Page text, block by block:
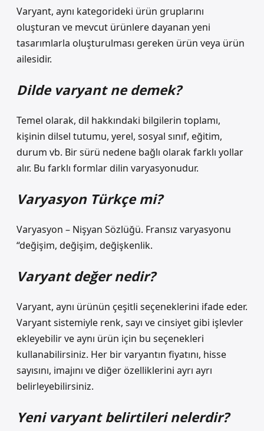
Varyant, aynı kategorideki ürün gruplarını
oluşturan ve mevcut ürünlere dayanan yeni
tasarımlarla oluşturulması gereken ürün veya ürün
ailesidir.
Dilde varyant ne demek?
Temel olarak, dil hakkındaki bilgilerin toplamı,
kişinin dilsel tutumu, yerel, sosyal sınıf, eğitim,
durum vb. Bir sürü nedene bağlı olarak farklı yollar
alır. Bu farklı formlar dilin varyasyonudur.
Varyasyon Türkçe mi?
Varyasyon – Nişyan Sözlüğü. Fransız varyasyonu
“değişim, değişim, değişkenlik.
Varyant değer nedir?
Varyant, aynı ürünün çeşitli seçeneklerini ifade eder.
Varyant sistemiyle renk, sayı ve cinsiyet gibi işlevler
ekleyebilir ve aynı ürün için bu seçenekleri
kullanabilirsiniz. Her bir varyantın fiyatını, hisse
sayısını, imajını ve diğer özelliklerini ayrı ayrı
belirleyebilirsiniz.
Yeni varyant belirtileri nelerdir?